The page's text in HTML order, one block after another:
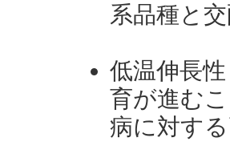
系品種と
低温伸長
育が進む
病に対す